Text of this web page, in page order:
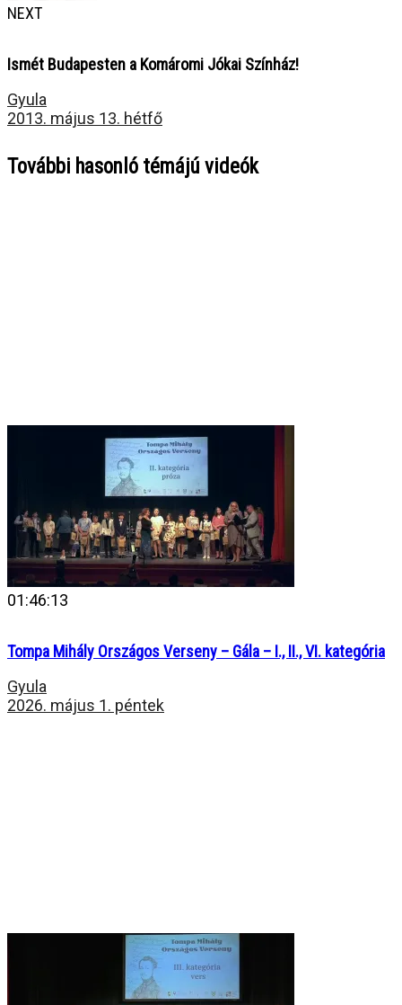
NEXT
Ismét Budapesten a Komáromi Jókai Színház!
Gyula
2013. május 13. hétfő
További hasonló témájú videók
01:46:13
Tompa Mihály Országos Verseny – Gála – I., II., VI. kategória
Gyula
2026. május 1. péntek